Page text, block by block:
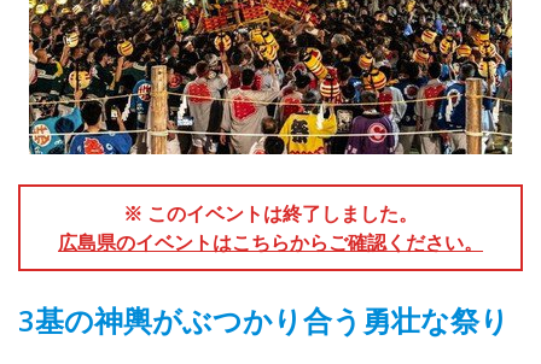
※ このイベントは終了しました。
広島県のイベントはこちらからご確認ください。
3基の神輿がぶつかり合う勇壮な祭り